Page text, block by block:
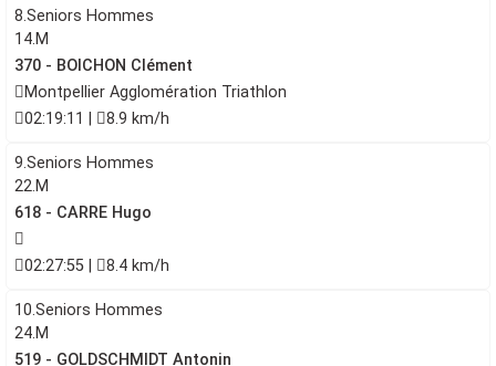
8.Seniors Hommes
14.M
370 - BOICHON Clément
Montpellier Agglomération Triathlon
02:19:11 |
8.9 km/h
9.Seniors Hommes
22.M
618 - CARRE Hugo
02:27:55 | 8.4 km/h
10.Seniors Hommes
24.M
519 - GOLDSCHMIDT Antonin